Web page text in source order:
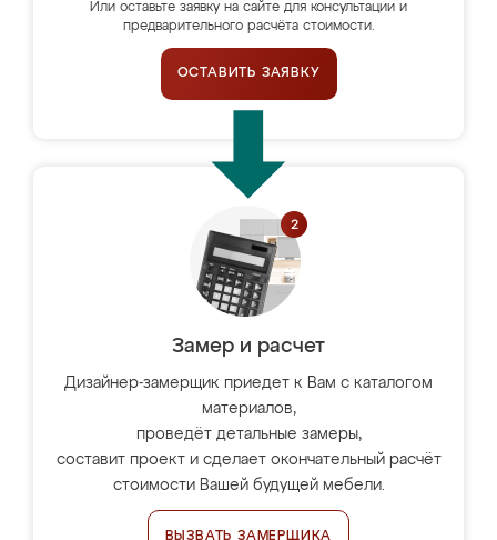
Или оставьте заявку на сайте для консультации и
предварительного расчёта стоимости.
ОСТАВИТЬ ЗАЯВКУ
Замер и расчет
Дизайнер-замерщик приедет к Вам с каталогом
материалов,
проведёт детальные замеры,
составит проект и сделает окончательный расчёт
стоимости Вашей будущей мебели.
ВЫЗВАТЬ ЗАМЕРЩИКА